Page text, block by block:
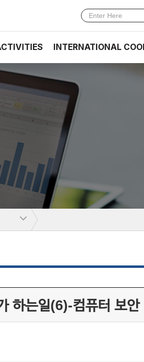
INTERNATIONAL
하는일(6)-컴퓨터 보안